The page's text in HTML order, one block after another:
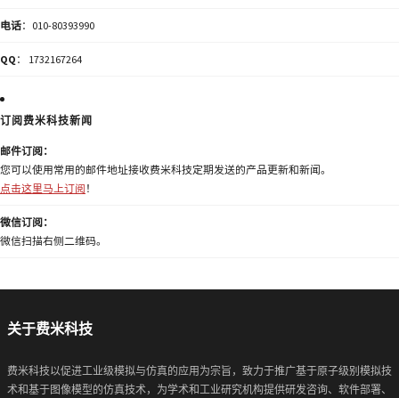
电话：010-80393990
QQ ： 1732167264
订阅费米科技新闻
邮件订阅：
您可以使用常用的邮件地址接收费米科技定期发送的产品更新和新闻。
点击这里马上订阅 ！
微信订阅：
微信扫描右侧二维码。
关于费米科技
费米科技以促进工业级模拟与仿真的应用为宗旨，致力于推广基于原子级别模拟技
术和基于图像模型的仿真技术，为学术和工业研究机构提供研发咨询、软件部署、